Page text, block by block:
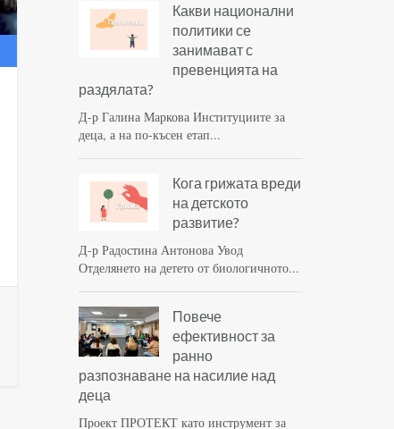
Какви национални
политики се
занимават с
превенцията на
раздялата?
Д-р Галина Маркова Институциите за
деца, а на по-късен етап...
Кога грижата вреди
на детското
развитие?
Д-р Радостина Антонова Увод
Отделянето на детето от биологичното...
Повече
ефективност за
ранно
разпознаване на насилие над
деца
Проект ПРОТЕКТ като инструмент за